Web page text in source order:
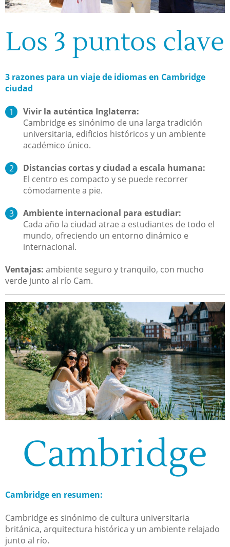
Los 3 puntos clave
3 razones para un viaje de idiomas en Cambridge
ciudad
Vivir la auténtica Inglaterra:
Cambridge es sinónimo de una larga tradición
universitaria, edificios históricos y un ambiente
académico único.
Distancias cortas y ciudad a escala humana:
El centro es compacto y se puede recorrer
cómodamente a pie.
Ambiente internacional para estudiar:
Cada año la ciudad atrae a estudiantes de todo el
mundo, ofreciendo un entorno dinámico e
internacional.
Ventajas: ambiente seguro y tranquilo, con mucho
verde junto al río Cam.
Cambridge
Cambridge en resumen:
Cambridge es sinónimo de cultura universitaria
británica, arquitectura histórica y un ambiente relajado
junto al río.